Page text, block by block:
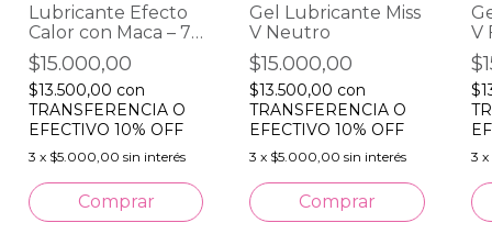
Lubricante Efecto
Calor con Maca – 75
ml
$15.000,00
$13.500,00 con
TRANSFERENCIA O
EFECTIVO 10% OFF
3 x $5.000,00 sin interés
Gel Lubricante Miss
V Neutro
$15.000,00
$13.500,00 con
TRANSFERENCIA O
EFECTIVO 10% OFF
3 x $5.000,00 sin interés
V
3 x